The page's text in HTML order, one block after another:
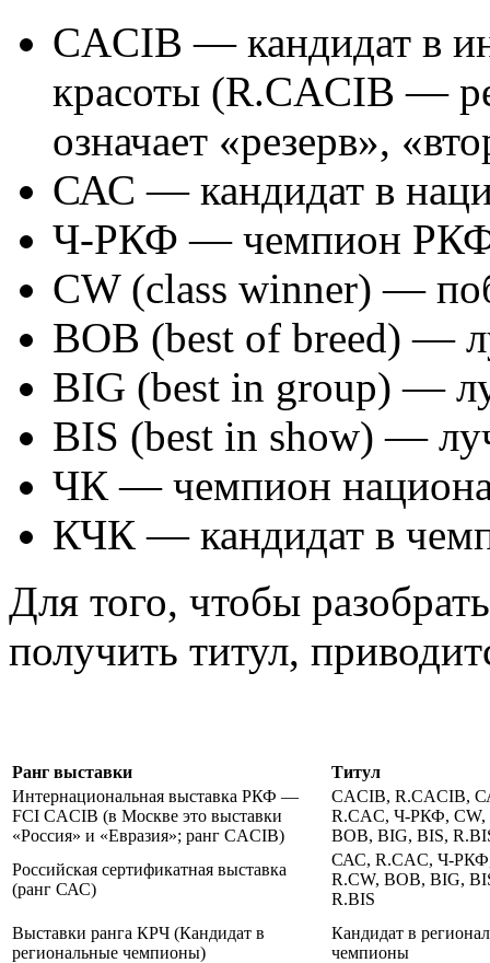
CACIB — кандидат в
красоты (R.CACIB —
означает «резерв»,
САС — кандидат в
Ч-РКФ — чемпион
CW (class winner) —
BOB (best of breed) —
BIG (best in group) —
BIS (best in show) —
ЧК — чемпион
КЧК — кандидат в
Для того, чтобы
получить титул,
Ранг выставки
Титул
Интернациональная выставка РКФ —
FCI CACIB (в Москве это выставки
«Россия» и «Евразия»; ранг CACIB)
CACIB, R.CACIB,
R.CAC, Ч-РКФ, CW,
BOB, BIG, BIS,
Российская сертификатная выставка
(ранг САС)
САС, R.CAC, Ч-
R.CW, BOB, BIG,
R.BIS
Выставки ранга КРЧ (Кандидат в
региональные чемпионы)
Кандидат в
чемпионы